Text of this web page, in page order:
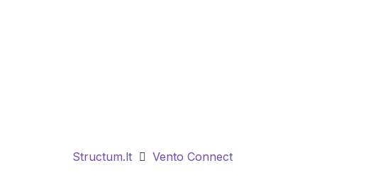
Structum.lt Vento Connect